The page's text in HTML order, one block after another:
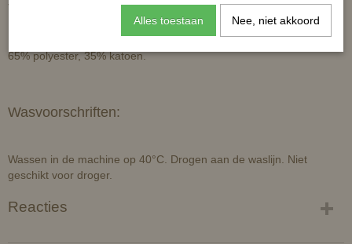
Technische omschrijving:
65% polyester, 35% katoen.
Wasvoorschriften:
Wassen in de machine op 40°C. Drogen aan de waslijn. Niet
geschikt voor droger.
Reacties
Alles toestaan Nee, niet akkoord